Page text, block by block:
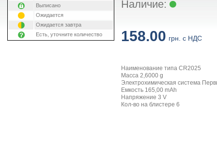
Выписано
Ожидается
Ожидается завтра
Есть, уточните количество
Наличие:
158.00 грн. с НДС
Наименование типа CR2025
Масса 2,6000 g
Электрохимическая система
Емкость 165,00 mAh
Напряжение 3 V
Кол-во на блистере 6